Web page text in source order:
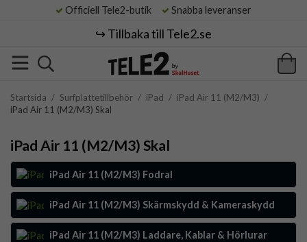
Officiell Tele2-butik Snabba leveranser
↪️ Tillbaka till Tele2.se
Startsida / Surfplattetillbehör / iPad / iPad Air 11 (M2/M3) /
iPad Air 11 (M2/M3) Skal
iPad Air 11 (M2/M3) Skal
iPad Air 11 (M2/M3) Fodral
iPad Air 11 (M2/M3) Skärmskydd & Kameraskydd
iPad Air 11 (M2/M3) Laddare, Kablar & Hörlurar